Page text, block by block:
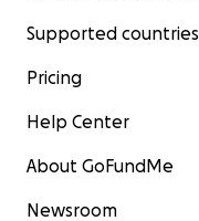
Supported countries
Pricing
Help Center
About GoFundMe
Newsroom